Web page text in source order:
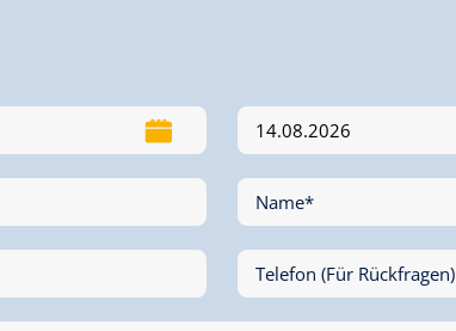
Name*
Telefon (Für Rückfragen)